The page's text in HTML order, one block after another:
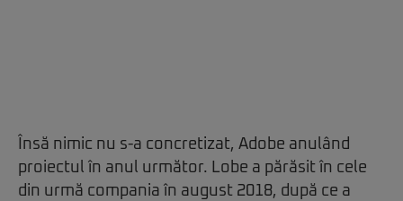
Însă nimic nu s-a concretizat, Adobe anulând
proiectul în anul următor. Lobe a părăsit în cele
din urmă compania în august 2018, după ce a